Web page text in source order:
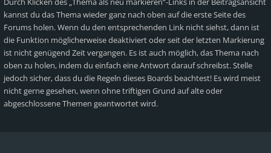
kannst du das Thema wieder ganz nach oben auf die erste Seite des
Forums holen. Wenn du den entsprechenden Link nicht siehst, dann ist
die Funktion möglicherweise deaktiviert oder seit der letzten Markierung
ist nicht genügend Zeit vergangen. Es ist auch möglich, das Thema nach
oben zu holen, indem du einfach eine Antwort darauf schreibst. Stelle
jedoch sicher, dass du die Regeln dieses Boards beachtest! Es wird meist
nicht gerne gesehen, wenn ohne triftigen Grund auf alte oder
abgeschlossene Themen geantwortet wird.